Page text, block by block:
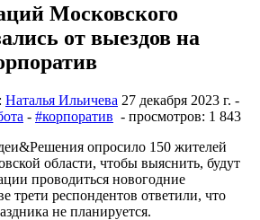
Московского
от выездов на
Наталья Ильичева 27 декабря 2023 г. -
- #корпоратив - просмотров: 1 843
опросило 150 жителей
области, чтобы выяснить, будут
проводиться новогодние
трети респондентов ответили, что
не планируется.